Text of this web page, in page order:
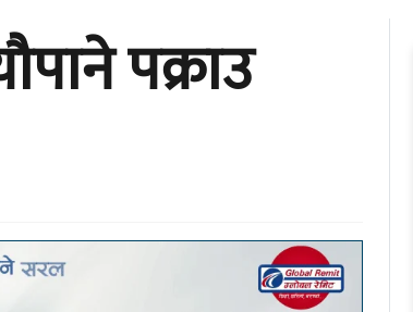
पक्राउ